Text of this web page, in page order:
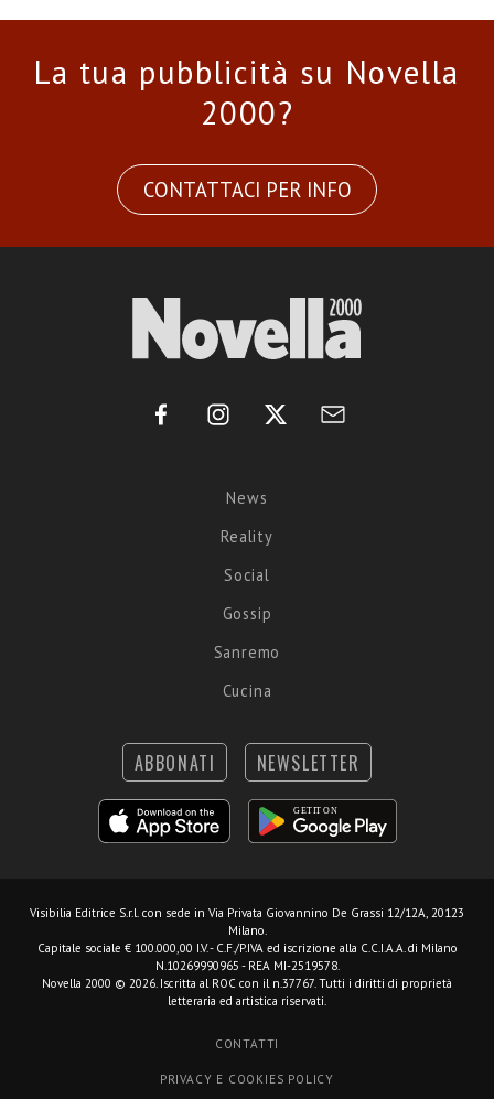
La tua pubblicità su Novella
2000?
CONTATTACI PER INFO
News
Reality
Social
Gossip
Sanremo
Cucina
ABBONATI NEWSLETTER
Visibilia Editrice S.r.l. con sede in Via Privata Giovannino De Grassi 12/12A, 20123
Milano.
Capitale sociale € 100.000,00 I.V. - C.F./P.IVA ed iscrizione alla C.C.I.A.A. di Milano
N.10269990965 - REA MI-2519578.
Novella 2000 © 2026. Iscritta al ROC con il n.37767. Tutti i diritti di proprietà
letteraria ed artistica riservati.
CONTATTI
PRIVACY E COOKIES POLICY